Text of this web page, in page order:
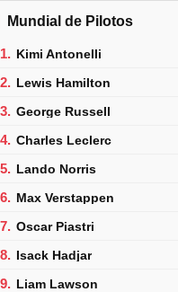
Mundial de Pilotos
1. Kimi Antonelli
2. Lewis Hamilton
3. George Russell
4. Charles Leclerc
5. Lando Norris
6. Max Verstappen
7. Oscar Piastri
8. Isack Hadjar
9. Liam Lawson